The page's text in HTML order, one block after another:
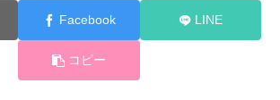
Facebook LINE
コピー